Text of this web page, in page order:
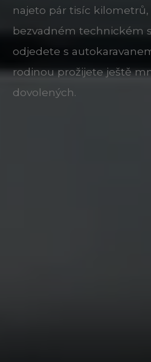
najeto pár tisíc kilometrů,
bezvadném technickém
odjedete s
rodinou prožijete ještě
dovolených.